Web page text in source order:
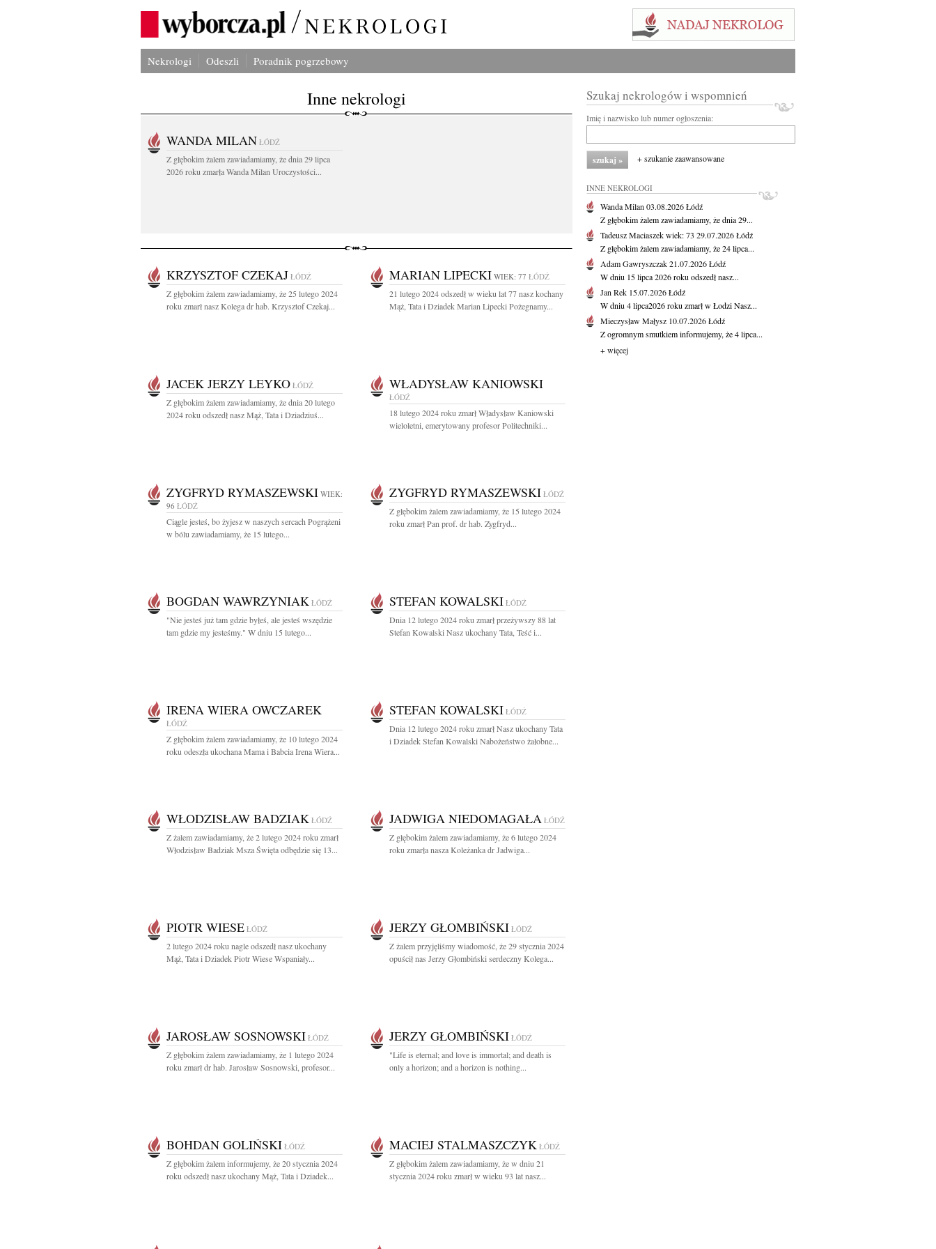
Nekrologi Odeszli Poradnik pogrzebowy
Inne nekrologi
WANDA MILAN ŁÓDŹ
Z głębokim żalem zawiadamiamy, że dnia 29 lipca
2026 roku zmarła Wanda Milan Uroczystości...
KRZYSZTOF CZEKAJ ŁÓDŹ
Z głębokim żalem zawiadamiamy, że 25 lutego 2024
roku zmarł nasz Kolega dr hab. Krzysztof Czekaj...
MARIAN LIPECKI WIEK: 77 ŁÓDŹ
21 lutego 2024 odszedł w wieku lat 77 nasz kochany
Mąż, Tata i Dziadek Marian Lipecki Pożegnamy...
JACEK JERZY LEYKO ŁÓDŹ
Z głębokim żalem zawiadamiamy, że dnia 20 lutego
2024 roku odszedł nasz Mąż, Tata i Dziadziuś...
WŁADYSŁAW KANIOWSKI
ŁÓDŹ
18 lutego 2024 roku zmarł Władysław Kaniowski
wieloletni, emerytowany profesor Politechniki...
ZYGFRYD RYMASZEWSKI WIEK:
96 ŁÓDŹ
Ciągle jesteś, bo żyjesz w naszych sercach Pogrążeni
w bólu zawiadamiamy, że 15 lutego...
ZYGFRYD RYMASZEWSKI ŁÓDŹ
Z głębokim żalem zawiadamiamy, że 15 lutego 2024
roku zmarł Pan prof. dr hab. Zygfryd...
BOGDAN WAWRZYNIAK ŁÓDŹ
"Nie jesteś już tam gdzie byłeś, ale jesteś wszędzie
tam gdzie my jesteśmy." W dniu 15 lutego...
STEFAN KOWALSKI ŁÓDŹ
Dnia 12 lutego 2024 roku zmarł przeżywszy 88 lat
Stefan Kowalski Nasz ukochany Tata, Teść i...
IRENA WIERA OWCZAREK
ŁÓDŹ
Z głębokim żalem zawiadamiamy, że 10 lutego 2024
roku odeszła ukochana Mama i Babcia Irena Wiera...
STEFAN KOWALSKI ŁÓDŹ
Dnia 12 lutego 2024 roku zmarł Nasz ukochany Tata
i Dziadek Stefan Kowalski Nabożeństwo żałobne...
WŁODZISŁAW BADZIAK ŁÓDŹ
Z żalem zawiadamiamy, że 2 lutego 2024 roku zmarł
Włodzisław Badziak Msza Święta odbędzie się 13...
JADWIGA NIEDOMAGAŁA ŁÓDŹ
Z głębokim żalem zawiadamiamy, że 6 lutego 2024
roku zmarła nasza Koleżanka dr Jadwiga...
PIOTR WIESE ŁÓDŹ
2 lutego 2024 roku nagle odszedł nasz ukochany
Mąż, Tata i Dziadek Piotr Wiese Wspaniały...
JERZY GŁOMBIŃSKI ŁÓDŹ
Z żalem przyjęliśmy wiadomość, że 29 stycznia 2024
opuścił nas Jerzy Głombiński serdeczny Kolega...
JAROSŁAW SOSNOWSKI ŁÓDŹ
Z głębokim żalem zawiadamiamy, że 1 lutego 2024
roku zmarł dr hab. Jarosław Sosnowski, profesor...
JERZY GŁOMBIŃSKI ŁÓDŹ
"Life is eternal; and love is immortal; and death is
only a horizon; and a horizon is nothing...
BOHDAN GOLIŃSKI ŁÓDŹ
Z głębokim żalem informujemy, że 20 stycznia 2024
roku odszedł nasz ukochany Mąż, Tata i Dziadek...
MACIEJ STALMASZCZYK ŁÓDŹ
Z głębokim żalem zawiadamiamy, że w dniu 21
stycznia 2024 roku zmarł w wieku 93 lat nasz...
Szukaj nekrologów i wspomnień
Imię i nazwisko lub numer ogłoszenia:
+ szukanie zaawansowane
INNE NEKROLOGI
Wanda Milan 03.08.2026Łódź
Z głębokim żalem zawiadamiamy, że dnia 29...
Tadeusz Maciaszekwiek: 73 29.07.2026Łódź
Z głębokim żalem zawiadamiamy, że 24 lipca...
Adam Gawryszczak21.07.2026Łódź
W dniu 15 lipca 2026 roku odszedł nasz...
Jan Rek 15.07.2026Łódź
W dniu 4 lipca2026 roku zmarł w Łodzi Nasz...
Mieczysław Małysz 10.07.2026Łódź
Z ogromnym smutkiem informujemy, że 4 lipca...
+ więcej